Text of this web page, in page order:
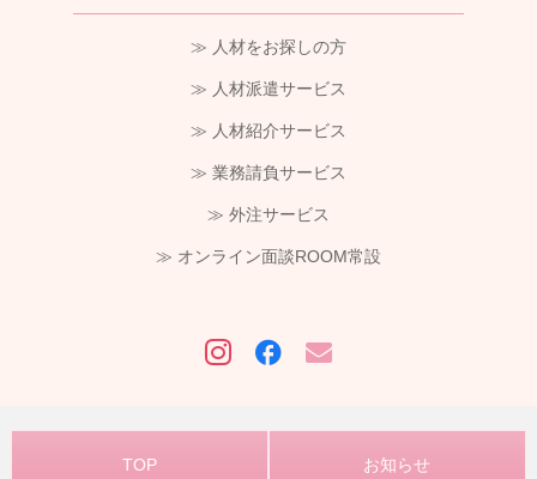
≫ 人材をお探しの方
≫ 人材派遣サービス
≫ 人材紹介サービス
≫ 業務請負サービス
≫ 外注サービス
≫ オンライン面談ROOM常設
TOP お知らせ